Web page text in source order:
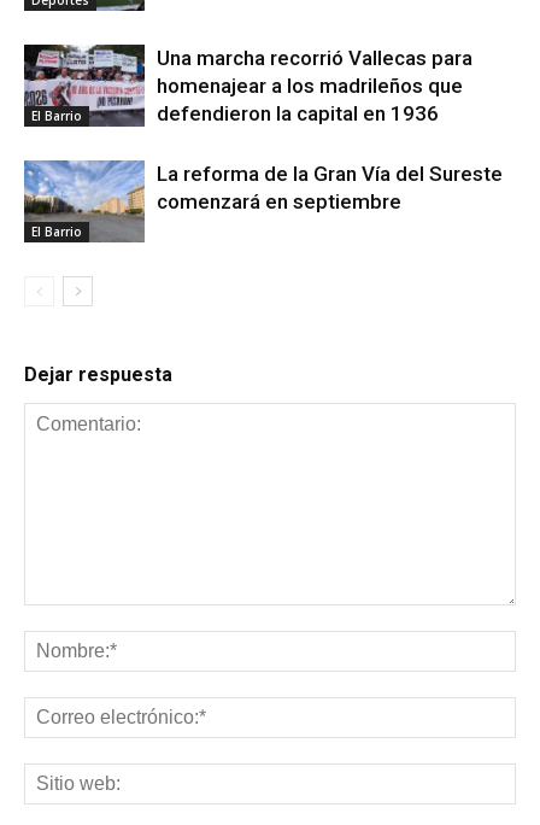
El Barrio
Una marcha recorrió Vallecas para
homenajear a los madrileños que
defendieron la capital en 1936
El Barrio
La reforma de la Gran Vía del Sureste
comenzará en septiembre
Dejar respuesta